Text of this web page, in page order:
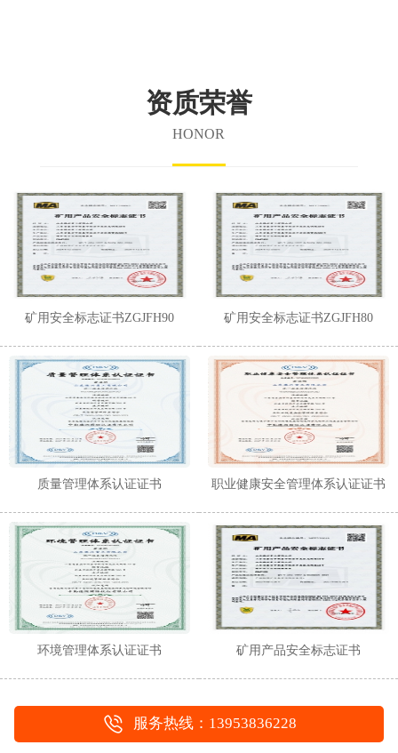
资质荣誉
HONOR
矿用安全标志证书ZGJFH90 矿用安全标志证书ZGJFH80
质量管理体系认证证书 职业健康安全管理体系认证证书
环境管理体系认证证书 矿用产品安全标志证书
服务热线：13953836228